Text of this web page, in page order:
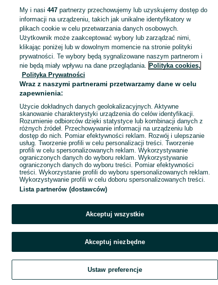
KATEGORIA
Skorzystaj z największego serwisu ogłoszeniowego - Siedlec i okolice! Kupuj to, czego pragniesz i sprzedawaj to, czego już nie potrzebujesz! Zobacz
Mapa kategorii
Mapa miejscowości
Mapa ministron
Szukaj Obserwujesz Dodaj Czat Konto
My i nasi 447partnerzy przechowujemy lub uzyskujemy dostęp do
informacji na urządzeniu, takich jak unikalne identyfikatory w
plikach cookie w celu przetwarzania danych osobowych.
Użytkownik może zaakceptować wybory lub zarządzać nimi,
klikając poniżej lub w dowolnym momencie na stronie polityki
prywatności. Te wybory będą sygnalizowane naszym partnerom i
nie będą miały wpływu na dane przeglądania. Polityka cookies,
Polityka Prywatności
Wraz z naszymi partnerami przetwarzamy dane w celu
zapewnienia:
Użycie dokładnych danych geolokalizacyjnych. Aktywne
skanowanie charakterystyki urządzenia do celów identyfikacji.
Rozumienie odbiorców dzięki statystyce lub kombinacji danych z
różnych źródeł. Przechowywanie informacji na urządzeniu lub
dostęp do nich. Pomiar efektywności reklam. Rozwój i ulepszanie
usług. Tworzenie profili w celu personalizacji treści. Tworzenie
profili w celu spersonalizowanych reklam. Wykorzystywanie
ograniczonych danych do wyboru reklam. Wykorzystywanie
ograniczonych danych do wyboru treści. Pomiar efektywności
treści. Wykorzystanie profili do wyboru spersonalizowanych reklam.
Wykorzystywanie profili w celu doboru spersonalizowanych treści.
Lista partnerów (dostawców)
Akceptuj wszystkie
Akceptuj niezbędne
Ustaw preferencje